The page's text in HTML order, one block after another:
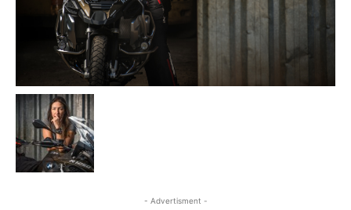
- Advertisment -